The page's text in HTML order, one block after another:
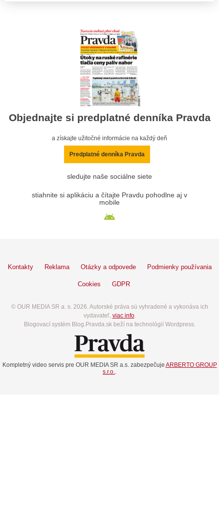
Objednajte si predplatné denníka Pravda
a získajte užitočné informácie na každý deň
Predplatné denníka Pravda
sledujte naše sociálne siete
stiahnite si aplikáciu a čítajte Pravdu pohodlne aj v
mobile
Kontakty Reklama Otázky a odpovede Podmienky používania
Cookies GDPR
© OUR MEDIA SR a. s. 2026. Autorské práva sú vyhradené a vykonáva ich
vydavateľ, viac info.
Blogovací systém Blog.Pravda.sk beží na technológií Wordpress.
Kompletný video servis pre OUR MEDIA SR a.s. zabezpečuje ARBERTO GROUP
s.r.o..